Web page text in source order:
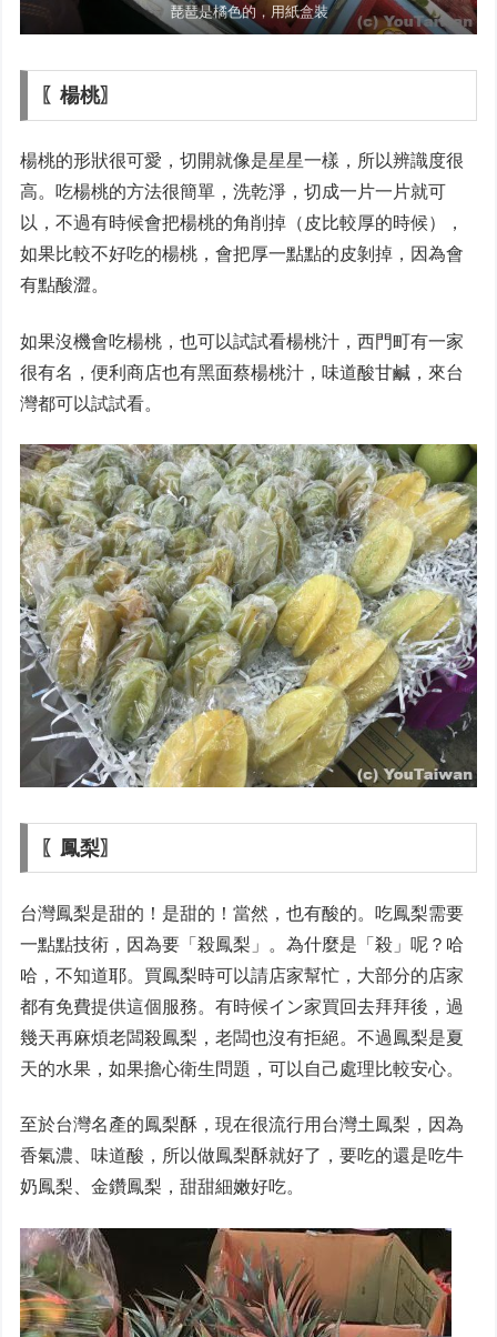
琵琶是橘色的，用紙盒裝
〖楊桃〗
楊桃的形狀很可愛，切開就像是星星一樣，所以辨識度很
高。吃楊桃的方法很簡單，洗乾淨，切成一片一片就可
以，不過有時候會把楊桃的角削掉（皮比較厚的時候），
如果比較不好吃的楊桃，會把厚一點點的皮剝掉，因為會
有點酸澀。
如果沒機會吃楊桃，也可以試試看楊桃汁，西門町有一家
很有名，便利商店也有黑面蔡楊桃汁，味道酸甘鹹，來台
灣都可以試試看。
〖鳳梨〗
台灣鳳梨是甜的！是甜的！當然，也有酸的。吃鳳梨需要
一點點技術，因為要「殺鳳梨」。為什麼是「殺」呢？哈
哈，不知道耶。買鳳梨時可以請店家幫忙，大部分的店家
都有免費提供這個服務。有時候イン家買回去拜拜後，過
幾天再麻煩老闆殺鳳梨，老闆也沒有拒絕。不過鳳梨是夏
天的水果，如果擔心衛生問題，可以自己處理比較安心。
至於台灣名產的鳳梨酥，現在很流行用台灣土鳳梨，因為
香氣濃、味道酸，所以做鳳梨酥就好了，要吃的還是吃牛
奶鳳梨、金鑽鳳梨，甜甜細嫩好吃。